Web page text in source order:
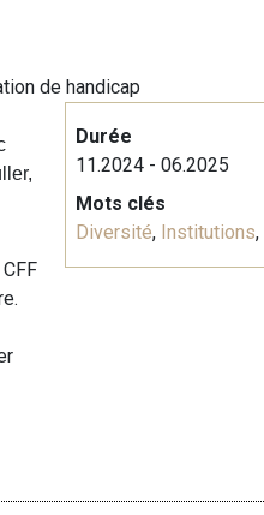
de handicap
Durée
11.2024 - 06.2025
Mots clés
Diversité, Institutions,